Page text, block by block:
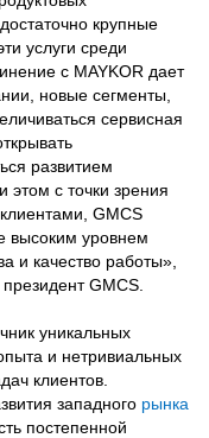
крупные
услуги среди
с MAYKOR дает
новые сегменты,
сервисная
развитием
с точки зрения
GMCS
высоким уровнем
и качество работы»,
GMCS.
уникальных
и нетривиальных
клиентов.
западного рынка
постепенной